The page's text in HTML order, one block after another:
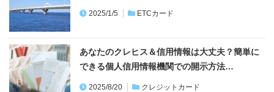
おすすめ記事
知らないと損！スーパーでお得！おすすめクレ
ジットカードはコレ！